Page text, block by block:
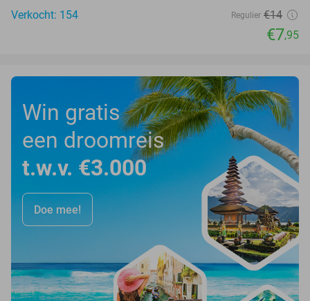
Verkocht: 154
Regulier €14
€7,95
Win gratis
een droomreis
t.w.v. €3.000
Doe mee!